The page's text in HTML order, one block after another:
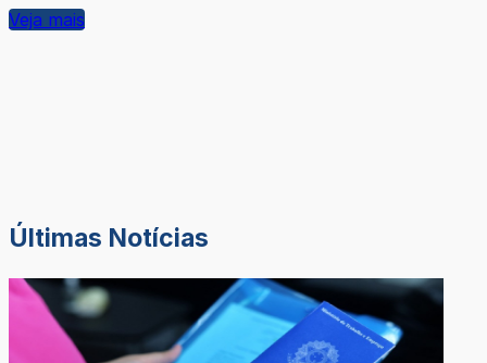
Veja mais
Últimas Notícias